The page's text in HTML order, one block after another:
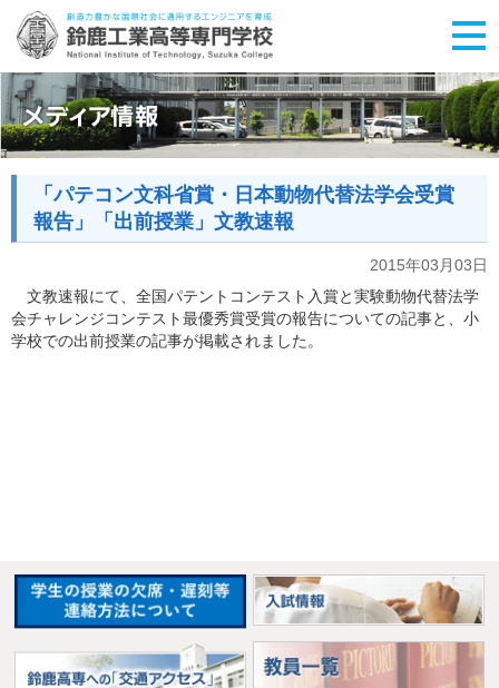
「パテコン文科省賞・日本動物代替法学会受賞
報告」「出前授業」文教速報
2015年03月03日
文教速報にて、全国パテントコンテスト入賞と実験動物代替法学
会チャレンジコンテスト最優秀賞受賞の報告についての記事と、小
学校での出前授業の記事が掲載されました。